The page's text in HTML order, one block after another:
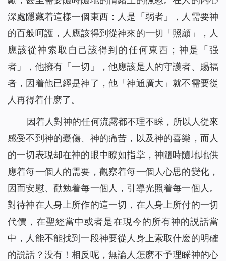
深處隱藏着這樣一個東西：人是「弱者」，人需要神
的百般呵護，人應該得到從神來的一切「照顧」，人
應該從神索取自己該得到的任何東西；神是「强
者」，他擁有「一切」，他應該是人的守護者、賜福
者，因着他已經是神了，他「神通廣大」就不需要從
人再得着什麽了。
因着人對神的任何流露都不理不睬，所以人從來
感受不到神的憂傷、神的痛苦，以及神的喜樂，而人
的一切表現却在神的眼中瞭如指掌，神隨時隨地地供
應着每一個人的需要，觀察着每一個人心思的變化，
因而安慰、勸勉着每一個人，引導光照着每一個人。
對待神在人身上所作的這一切，在人身上所付的一切
代價，在聖經當中或者是在現今的所有神的説話當
中，人能不能找到一段神要從人身上索取什麽的明確
的説話？没有！相反呢，無論人怎麽不予理睬神的心